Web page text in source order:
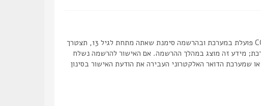
ראשית, בדוק את שם המשתמש והסיסמה שהזנת. אם הם נכונים, אז כנראה ואת מהדברים הבאים קרה. אם מערכת ה COPPA פועלת במערכת ובהרשמה סימנת שאתה מתחת לגיל 13, תצטרך
מידע זה מוצג במהלך ההרשמה. אם האישור להרשמה נשלח
שמערכת הדואר האלקטרוני העבירה את הודעת האישור בסינון